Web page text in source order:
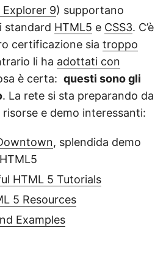
9) supportano
standard HTML5 e CSS3. C’è
certificazione sia troppo
li ha adottati con
è certa: questi sono gli
. La rete si sta preparando da
e demo interessanti:
, splendida demo
HTML 5 Tutorials
5 Resources
Examples